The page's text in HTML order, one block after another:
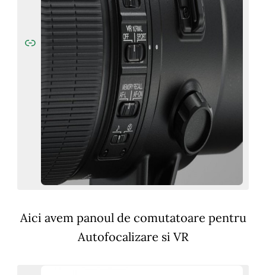
Aici avem panoul de comutatoare pentru
Autofocalizare si VR